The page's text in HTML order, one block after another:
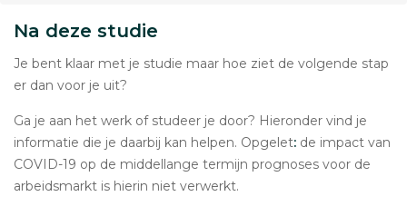
Na deze studie
Je bent klaar met je studie maar hoe ziet de volgende stap
er dan voor je uit?
Ga je aan het werk of studeer je door? Hieronder vind je
informatie die je daarbij kan helpen. Opgelet: de impact van
COVID-19 op de middellange termijn prognoses voor de
arbeidsmarkt is hierin niet verwerkt.